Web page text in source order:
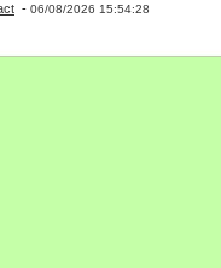
- 06/08/2026 15:54:28